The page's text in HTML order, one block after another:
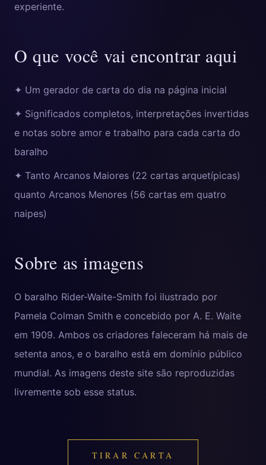
experiente.
O que você vai encontrar aqui
✦ Um gerador de carta do dia na página inicial
✦ Significados completos, interpretações invertidas
e notas sobre amor e trabalho para cada carta do
baralho
✦ Tanto Arcanos Maiores (22 cartas arquetípicas)
quanto Arcanos Menores (56 cartas em quatro
naipes)
Sobre as imagens
O baralho Rider-Waite-Smith foi ilustrado por
Pamela Colman Smith e concebido por A. E. Waite
em 1909. Ambos os criadores faleceram há mais de
setenta anos, e o baralho está em domínio público
mundial. As imagens deste site são reproduzidas
livremente sob esse status.
TIRAR CARTA